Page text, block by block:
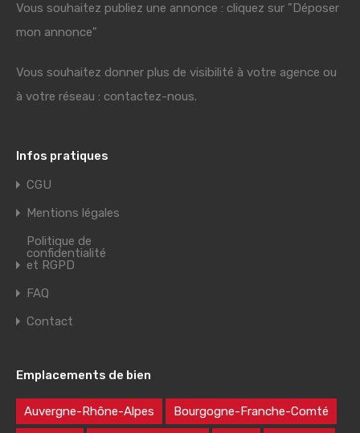
Vous souhaitez publiez une annonce : cliquez sur "Déposer
mon annonce"
Vous souhaitez donner plus de visibilité à votre agence ou
à votre réseau : contactez-nous.
Infos pratiques
CGU
Mentions légales
Politique de
confidentialité
et RGPD
FAQ
Contact
Emplacements de bien
Auvergne-Rhône-Alpes Bourgogne-Franche-Comté